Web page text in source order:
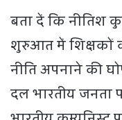
बता दें कि नीतिश
शुरुआत में शिक्षकों
नीति अपनाने की
दल भारतीय जनता